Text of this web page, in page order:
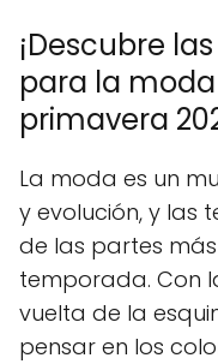
¡Descubre
para la
primavera
La moda es un
y evolución, y las
de las partes
temporada. Con
vuelta de la
pensar en los